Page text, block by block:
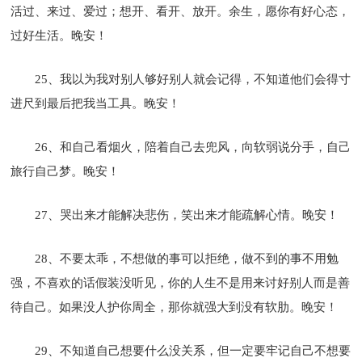
活过、来过、爱过；想开、看开、放开。余生，愿你有好心态，
过好生活。晚安！
25、我以为我对别人够好别人就会记得，不知道他们会得寸
进尺到最后把我当工具。晚安！
26、和自己看烟火，陪着自己去兜风，向软弱说分手，自己
旅行自己梦。晚安！
27、哭出来才能解决悲伤，笑出来才能疏解心情。晚安！
28、不要太乖，不想做的事可以拒绝，做不到的事不用勉
强，不喜欢的话假装没听见，你的人生不是用来讨好别人而是善
待自己。如果没人护你周全，那你就强大到没有软肋。晚安！
29、不知道自己想要什么没关系，但一定要牢记自己不想要